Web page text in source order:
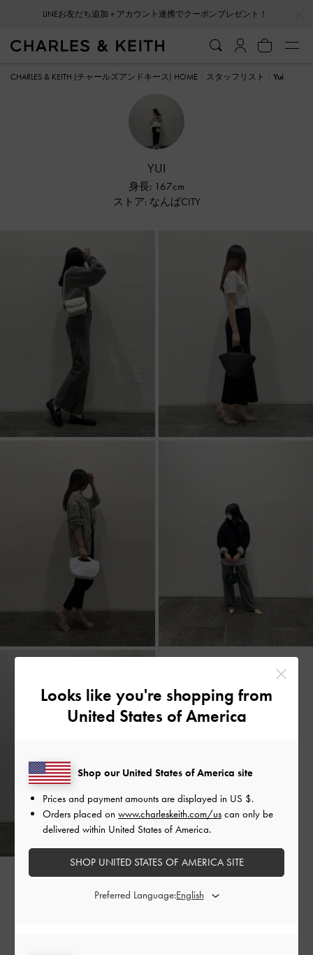
LINEお友だち追加＋アカウント連携でクーポンプレゼント！
CHARLES & KEITH (チャールズアンドキース) HOME スタッフリスト Yui
YUI
身長: 167cm
ストア: なんばCITY
スタッフ一覧へ
Looks like you're shopping from
United States of America
Shop our United States of America site
Prices and payment amounts are displayed in US $.
Orders placed on www.charleskeith.com/us can only be
delivered within United States of America.
SHOP UNITED STATES OF AMERICA SITE
Preferred Language: